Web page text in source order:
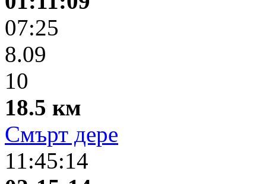
07:25
8.09
10
18.5 км
Смърт дере
11:45:14